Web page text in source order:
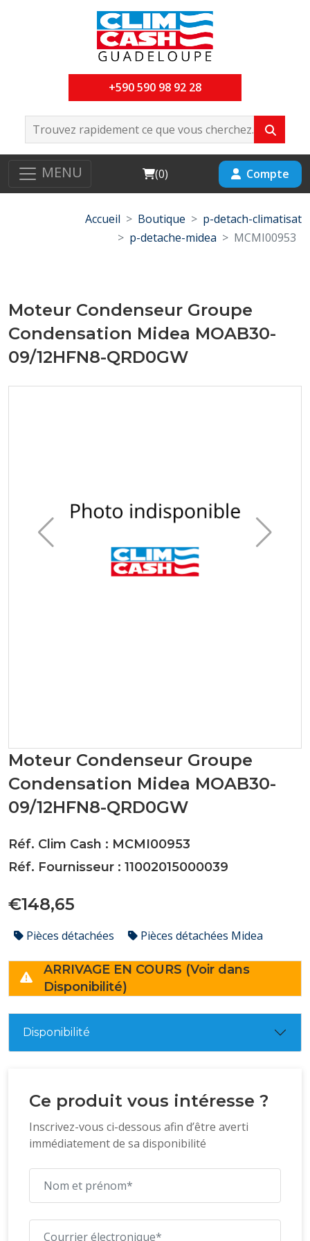
+590 590 98 92 28
MENU Cart
(0) Compte
Accueil Boutique
p-detach-climatisat
p-detache-midea
MCMI00953
Moteur Condenseur Groupe
Condensation Midea MOAB30-
09/12HFN8-QRD0GW
Moteur Condenseur Groupe
Condensation Midea MOAB30-
09/12HFN8-QRD0GW
Réf. Clim Cash : MCMI00953
Réf. Fournisseur : 11002015000039
€148,65
Pièces détachées Pièces détachées Midea
ARRIVAGE EN COURS (Voir dans
Disponibilité)
Disponibilité
Ce produit vous intéresse ?
Inscrivez-vous ci-dessous afin d’être averti
immédiatement de sa disponibilité